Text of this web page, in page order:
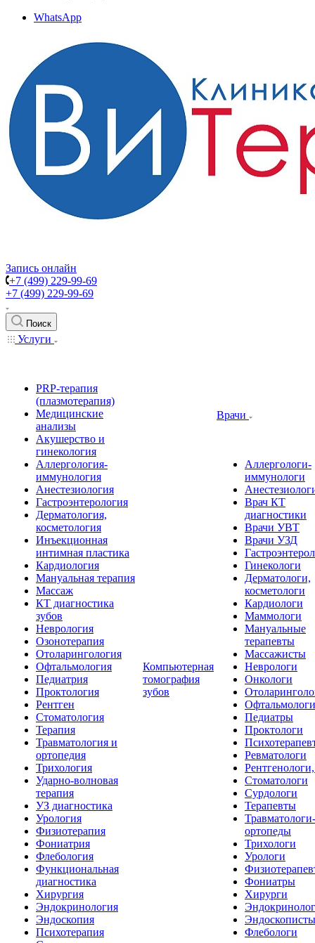
WhatsApp
Запись онлайн
+7 (499) 229-99-69
+7 (499) 229-99-69
Поиск
Услуги
PRP-терапия
(плазмотерапия)
Медицинские
анализы
Акушерство и
гинекология
Аллергология-
иммунология
Анестезиология
Гастроэнтерология
Дерматология,
косметология
Инъекционная
интимная пластика
Кардиология
Мануальная терапия
Массаж
КТ диагностика
зубов
Неврология
Озонотерапия
Отоларингология
Офтальмология
Педиатрия
Проктология
Рентген
Стоматология
Терапия
Травматология и
ортопедия
Трихология
Ударно-волновая
терапия
УЗ диагностика
Урология
Физиотерапия
Фониатрия
Флебология
Функциональная
диагностика
Хирургия
Эндокринология
Эндоскопия
Психотерапия
Компьютерная
томография
зубов
Врачи
Аллергологи-
иммунологи
Врач КТ
диагностики
Врачи УВТ
Врачи УЗД
Гинекологи
Дерматологи,
косметологи
Кардиологи
Маммологи
Мануальные
терапевты
Массажисты
Неврологи
Онкологи
Офтальмологи
Педиатры
Проктологи
Ревматологи
Стоматологи
Сурдологи
Терапевты
Травматологи-
ортопеды
Трихологи
Урологи
Фониатры
Хирурги
Эндоскописты
Флебологи